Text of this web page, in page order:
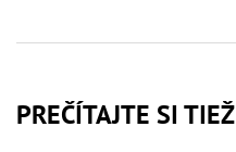
PREČÍTAJTE SI TIEŽ